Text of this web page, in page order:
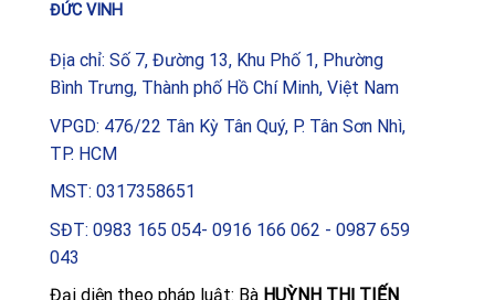
ĐỨC VINH
Địa chỉ: Số 7, Đường 13, Khu Phố 1, Phường
Bình Trưng, Thành phố Hồ Chí Minh, Việt Nam
VPGD: 476/22 Tân Kỳ Tân Quý, P. Tân Sơn Nhì,
TP. HCM
MST: 0317358651
SĐT: 0983 165 054- 0916 166 062 - 0987 659
043
Đại diện theo pháp luật: Bà HUỲNH THỊ TIẾN